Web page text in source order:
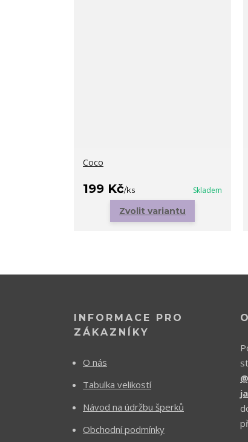
Coco
199 Kč/ks Skladem
Zvolit variantu
INFORMACE PRO
ZÁKAZNÍKY
O nás
Tabulka velikostí
Návod na údržbu šperků
Obchodní podmínky